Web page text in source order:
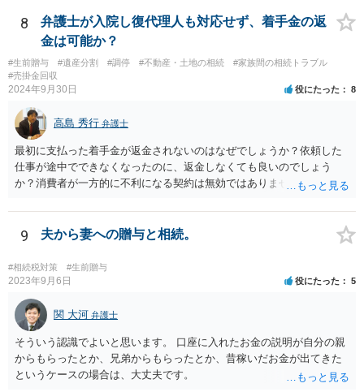
8
弁護士が入院し復代理人も対応せず、着手金の返
金は可能か？
#生前贈与 #遺産分割 #調停 #不動産・土地の相続
#家族間の相続トラブル
#売掛金回収
2024年9月30日 役にたった 8
高島 秀行 弁護士
最初に支払った着手金が返金されないのはなぜでしょうか？依頼した
仕事が途中でできなくなったのに、返金しなくても良いのでしょう
か？消費者が一方的に不利になる契約は無効ではありませんか？
務があると思います。 倒れた弁護士が所属する弁護士会に相談さ
れた方がよいと思います。 倒れた弁護士は脳梗塞で倒れたようで
すが、 判断能力があり、復代理を倒れた弁護士の判断で復代理を
選任したのか 即ち、復代理人の選任は有効なのかという問題もあ
ると思います。
9 夫から妻への贈与と相続。
#相続税対策 #生前贈与
2023年9月6日 役にたった 5
関 大河 弁護士
そういう認識でよいと思います。 口座に入れたお金の説明が自分の親
からもらったとか、兄弟からもらったとか、昔稼いだお金が出てきた
というケースの場合は、大丈夫です。